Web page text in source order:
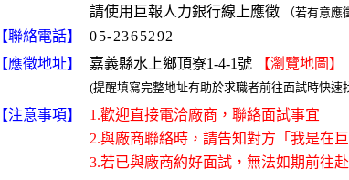
請使用巨報人力銀行線上應徵 （若有意
【聯絡電話】
05-2365292
【應徵地址】
嘉義縣水上鄉頂寮1-4-1號 【瀏覽地圖】
(提醒填寫完整地址有助於求職者前往面試時快速
【注意事項】
1.歡迎直接電洽廠商，聯絡面試事宜
2.與廠商聯絡時，請告知對方「我是在
3.若已與廠商約好面試，無法如期前往